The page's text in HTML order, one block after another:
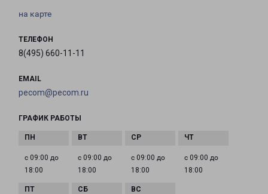
на карте
ТЕЛЕФОН
8(495) 660-11-11
EMAIL
pecom@pecom.ru
ГРАФИК РАБОТЫ
с 09:00 до
18:00
с 09:00 до
18:00
с 09:00 до
18:00
с 09:00 до
18:00